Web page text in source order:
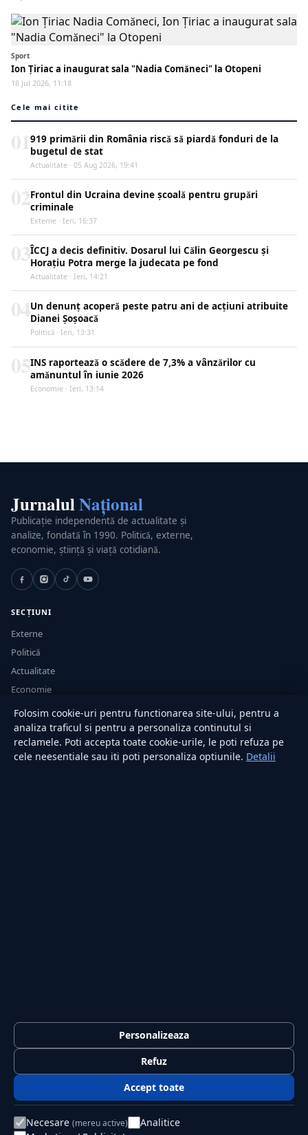
Sport
Ion Țiriac a inaugurat sala "Nadia Comăneci" la Otopeni
18 Jul 2026, 11:18
Cele mai citite
919 primării din România riscă să piardă fonduri de la
bugetul de stat
Actualitate · 05 Aug 2026, 19:41
Frontul din Ucraina devine școală pentru grupări
criminale
Externe · Ieri, 16:37
ÎCCJ a decis definitiv. Dosarul lui Călin Georgescu și
Horațiu Potra merge la judecata pe fond
Actualitate · Ieri, 14:21
Un denunț acoperă peste patru ani de acțiuni atribuite
Dianei Șoșoacă
Politică · Ieri, 13:31
INS raportează o scădere de 7,3% a vânzărilor cu
amănuntul în iunie 2026
Economie · Ieri, 13:14
JurnalulNațional
Publicație independentă de actualitate și
analize, fondată în 1990. Politică, externe,
economie, știință și viață cotidiană.
SECȚIUNI
Externe
Politică
Actualitate
Economie
Sănătate
Utile
RUBRICI
Confidențialitate
Politica de cookies
Folosim cookie-uri pentru functionarea site-ului, pentru a
analiza traficul si pentru a personaliza continutul si
reclamele. Poti accepta toate cookie-urile, le poti refuza pe
cele neesentiale sau iti poti personaliza optiunile. Detalii
Personalizeaza
Refuz
Accept toate
Necesare (mereu active)
Analitice